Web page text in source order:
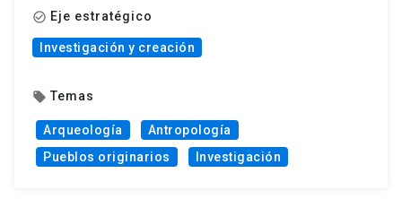
check_circle_outline Eje estratégico
Investigación y creación
local_offer Temas
Arqueología
Antropología
Pueblos originarios
Investigación